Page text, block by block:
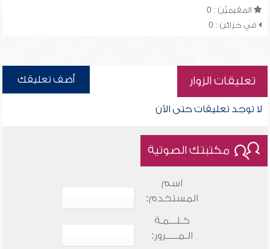
المقيميّن : 0
في خزائن : 0
تعليقات الزوار أضف تعليقك
لا توجد تعليقات حتى الآن
مكتبتك الصوتية
اسم
المستخدم:
كـلـــمـة
الـمـــــرور: